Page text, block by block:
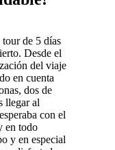
de 5 días
Desde el
del viaje
en cuenta
dos de
llegar al
con el
en todo
y en especial